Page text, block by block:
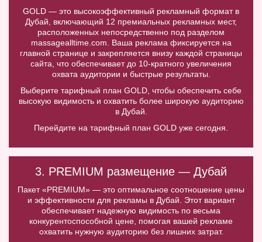
GOLD — это высокоэффективный рекламный формат в
Дубай, включающий 12 премиальных рекламных мест,
расположенных непосредственно под разделом
massagealltime.com. Ваша реклама фиксируется на
главной странице и закрепляется внизу каждой страницы
сайта, что обеспечивает до 10-кратного увеличения
охвата аудитории и быстрые результаты.
Выберите тарифный план GOLD, чтобы обеспечить себе
высокую видимость и охватить более широкую аудиторию
в Дубай.
Перейдите на тарифный план GOLD уже сегодня.
3. PREMIUM размещение — Дубай
Пакет «PREMIUM» — это оптимальное соотношение цены
и эффективности для рекламы в Дубай. Этот вариант
обеспечивает надежную видимость по весьма
конкурентоспособной цене, помогая вашей рекламе
охватить нужную аудиторию без лишних затрат.